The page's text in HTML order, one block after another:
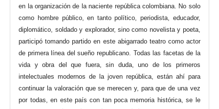
en la organización de la naciente república colombiana. No solo
como hombre público, en tanto político, periodista, educador,
diplomático, soldado y explorador, sino como novelista y poeta,
participó tomando partido en este abigarrado teatro como actor
de primera línea del sueño republicano. Todas las facetas de la
vida y obra del que fuera, sin duda, uno de los primeros
intelectuales modernos de la joven república, están ahí para
continuar la valoración que se merecen y, para que de una vez
por todas, en este país con tan poca memoria histórica, se le